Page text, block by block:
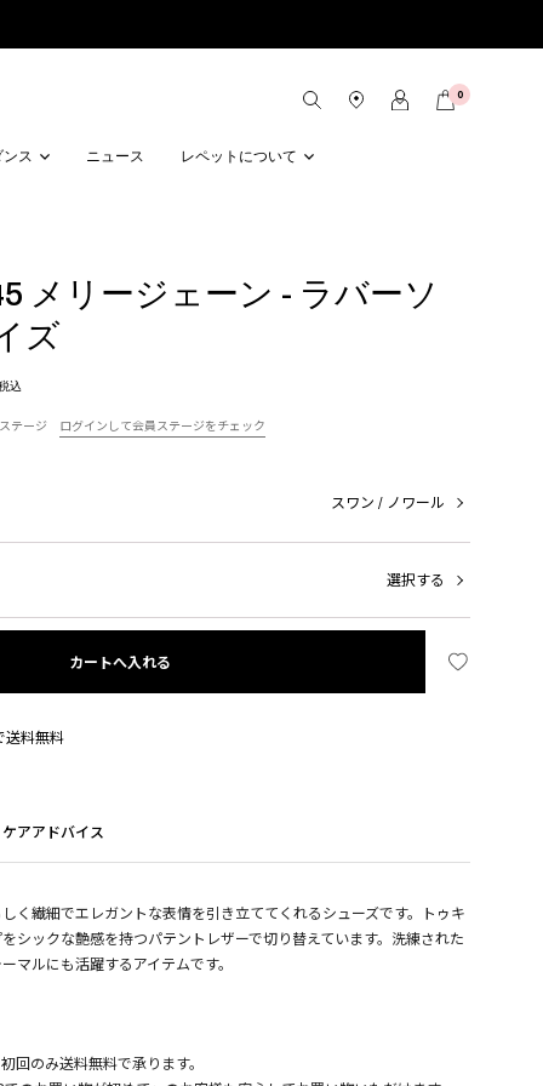
0
ンス ニュース レペットについて
メリージェーン - ラバーソ
ズ
込
テージ ログインして会員ステージをチェック
スワン / ノワール
選択する
カートへ入れる
送料無料
ケアアドバイス
く繊細でエレガントな表情を引き立ててくれるシューズです。トゥキ
シックな艶感を持つパテントレザーで切り替えています。洗練された
マルにも活躍するアイテムです。
回のみ送料無料で承ります。